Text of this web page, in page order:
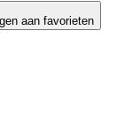
aan favorieten